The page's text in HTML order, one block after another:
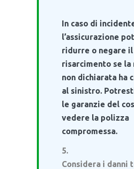
In caso di
l’assicurazione
ridurre o negare il
risarcimento se la
non dichiarata ha
al sinistro.
le garanzie del
vedere la polizza
compromessa.
Considera i danni